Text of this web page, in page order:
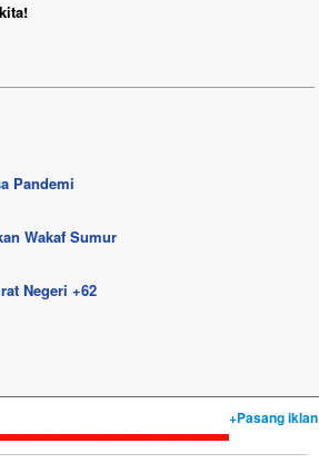
Pandemi
Wakaf Sumur
Negeri +62
+Pasang iklan